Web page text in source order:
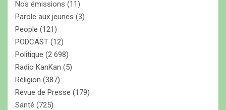
Nos émissions (11)
Parole aux jeunes (3)
People (121)
PODCAST (12)
Politique (2 698)
Radio KanKan (5)
Réligion (387)
Revue de Presse (179)
Santé (725)